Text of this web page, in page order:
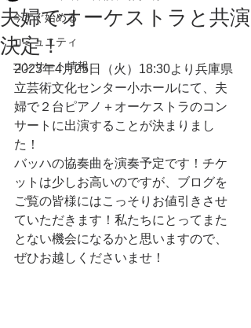
今すぐ始める
コミュニティ
コンサート情報
夫婦でオーケストラと共演
決定！
2023年4月25日（火）18:30より兵庫県
立芸術文化センター小ホールにて、夫
婦で２台ピアノ＋オーケストラのコン
サートに出演することが決まりまし
た！
バッハの協奏曲を演奏予定です！チケ
ットは少しお高いのですが、ブログを
ご覧の皆様にはこっそりお値引きさせ
ていただきます！私たちにとってまた
とない機会になるかと思いますので、
ぜひお越しくださいませ！